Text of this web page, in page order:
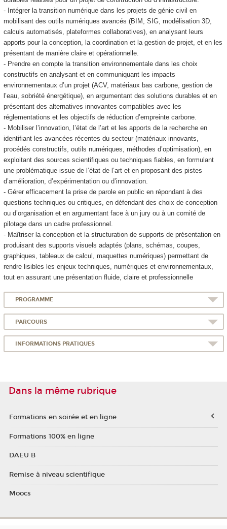
- Intégrer la transition numérique dans les projets de génie civil en
mobilisant des outils numériques avancés (BIM, SIG, modélisation 3D,
calculs automatisés, plateformes collaboratives), en analysant leurs
apports pour la conception, la coordination et la gestion de projet, et en les
présentant de manière claire et opérationnelle.
- Prendre en compte la transition environnementale dans les choix
constructifs en analysant et en communiquant les impacts
environnementaux d’un projet (ACV, matériaux bas carbone, gestion de
l’eau, sobriété énergétique), en argumentant des solutions durables et en
présentant des alternatives innovantes compatibles avec les
réglementations et les objectifs de réduction d’empreinte carbone.
- Mobiliser l’innovation, l’état de l’art et les apports de la recherche en
identifiant les avancées récentes du secteur (matériaux innovants,
procédés constructifs, outils numériques, méthodes d’optimisation), en
exploitant des sources scientifiques ou techniques fiables, en formulant
une problématique issue de l’état de l’art et en proposant des pistes
d’amélioration, d’expérimentation ou d’innovation.
- Gérer efficacement la prise de parole en public en répondant à des
questions techniques ou critiques, en défendant des choix de conception
ou d’organisation et en argumentant face à un jury ou à un comité de
pilotage dans un cadre professionnel.
- Maîtriser la conception et la structuration de supports de présentation en
produisant des supports visuels adaptés (plans, schémas, coupes,
graphiques, tableaux de calcul, maquettes numériques) permettant de
rendre lisibles les enjeux techniques, numériques et environnementaux,
tout en assurant une présentation fluide, claire et professionnelle
PROGRAMME
PARCOURS
INFORMATIONS PRATIQUES
Dans la même rubrique
Formations en soirée et en ligne
Formations 100% en ligne
DAEU B
Remise à niveau scientifique
Moocs